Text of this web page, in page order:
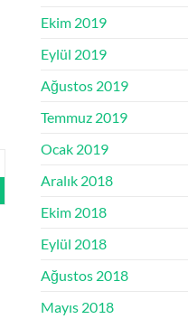
Ekim 2019
Eylül 2019
Ağustos 2019
Temmuz 2019
Ocak 2019
Aralık 2018
Ekim 2018
Eylül 2018
Ağustos 2018
Mayıs 2018